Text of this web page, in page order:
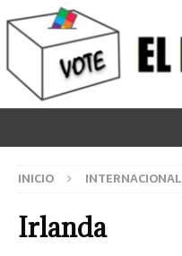
INICIO INTERNACIONAL
Irlanda